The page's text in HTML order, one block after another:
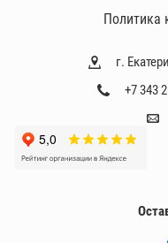
г.
+7 343
Политика